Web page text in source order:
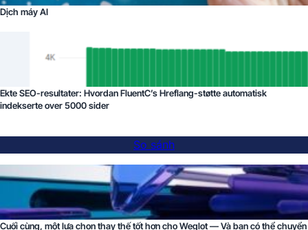
Dịch máy AI
Ekte SEO-resultater: Hvordan FluentC’s Hreflang-støtte automatisk
indekserte over 5000 sider
So sánh
Cuối cùng, một lựa chọn thay thế tốt hơn cho Weglot — Và bạn có thể chuyển